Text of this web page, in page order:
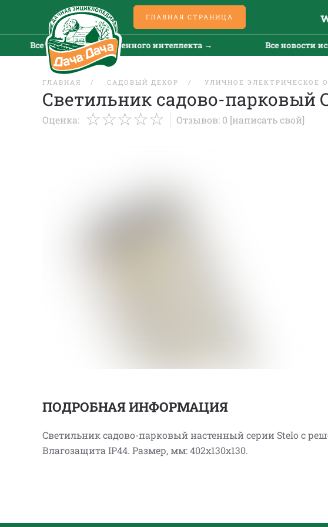
ГЛАВНАЯ СТРАНИЦА
Все новости искусственного интеллекта → Все новости
ГЛАВНАЯ САДОВЫЙ ДЕКОР УЛИЧНОЕ ЭЛЕКТРИЧЕСКОЕ
Светильник садово-парковый
Оценка: Отзывов: 0 [написать свой]
ПОДРОБНАЯ ИНФОРМАЦИЯ
Светильник садово-парковый настенный серии Stelo с
Влагозащита IP44. Размер, мм: 402х130х130.